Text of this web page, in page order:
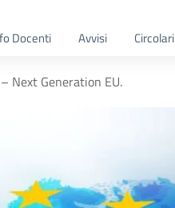
Docenti Avvisi Circolari
– Next Generation EU.